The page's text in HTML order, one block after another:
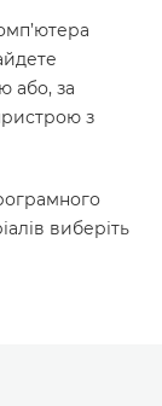
або, за
з
виберіть